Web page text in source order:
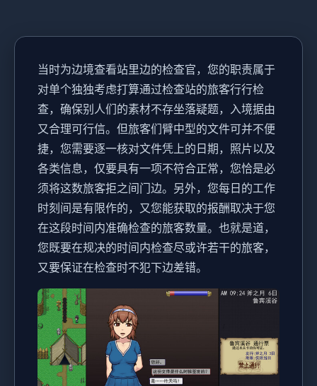
当时为边境查看站里边的检查官，您的职责属于
对单个独独考虑打算通过检查站的旅客行行检
查，确保别人们的素材不存坐落疑题，入境据由
又合理可行信。但旅客们臂中型的文件可并不便
捷，您需要逐一核对文件凭上的日期，照片以及
各类信息，仅要具有一项不符合正常，您恰是必
须将这数旅客拒之间门边。另外，您每日的工作
时刻间是有限作的，又您能获取的报酬取决于您
在这段时间内准确检查的旅客数量。也就是道，
您既要在规决的时间内检查尽或许若干的旅客，
又要保证在检查时不犯下边差错。